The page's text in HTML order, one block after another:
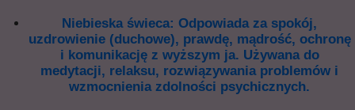
Niebieska świeca: Odpowiada za spokój,
uzdrowienie (duchowe), prawdę, mądrość, ochronę
i komunikację z wyższym ja. Używana do
medytacji, relaksu, rozwiązywania problemów i
wzmocnienia zdolności psychicznych.